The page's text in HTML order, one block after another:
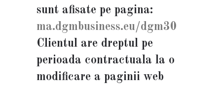
sunt afisate pe pagina:
ma.dgmbusiness.eu/dgm30
Clientul are dreptul pe
perioada contractuala la o
modificare a paginii web